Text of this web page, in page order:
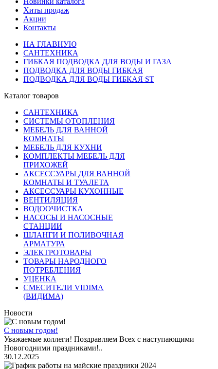
Хиты продаж
Акции
Контакты
НА ГЛАВНУЮ
САНТЕХНИКА
ГИБКАЯ ПОДВОДКА ДЛЯ ВОДЫ И ГАЗА
ПОДВОДКА ДЛЯ ВОДЫ ГИБКАЯ
ПОДВОДКА ДЛЯ ВОДЫ ГИБКАЯ ST
Каталог товаров
САНТЕХНИКА
СИСТЕМЫ ОТОПЛЕНИЯ
МЕБЕЛЬ ДЛЯ ВАННОЙ
КОМНАТЫ
МЕБЕЛЬ ДЛЯ КУХНИ
КОМПЛЕКТЫ МЕБЕЛЬ ДЛЯ
ПРИХОЖЕЙ
АКСЕССУАРЫ ДЛЯ ВАННОЙ
КОМНАТЫ И ТУАЛЕТА
АКСЕССУАРЫ КУХОННЫЕ
ВЕНТИЛЯЦИЯ
ВОДООЧИСТКА
НАСОСЫ И НАСОСНЫЕ
СТАНЦИИ
ШЛАНГИ И ПОЛИВОЧНАЯ
АРМАТУРА
ЭЛЕКТРОТОВАРЫ
ТОВАРЫ НАРОДНОГО
ПОТРЕБЛЕНИЯ
УЦЕНКА
СМЕСИТЕЛИ VIDIMA
(ВИДИМА)
Новости
С новым годом!
Уважаемые коллеги! Поздравляем Всех с наступающими
Новогодними праздниками!..
30.12.2025